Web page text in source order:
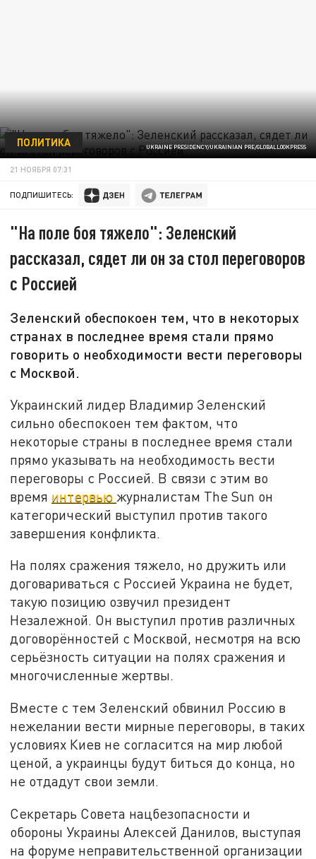
UKRAINE PRESIDENCY/UKRAINIAN PRE/GLOBALLOOKPRESS
ПОЛИТИКА
21 НОЯБРЯ 07:31
ПОДПИШИТЕСЬ:
"На поле боя тяжело": Зеленский
рассказал, сядет ли он за стол переговоров
с Россией
Зеленский обеспокоен тем, что в некоторых
странах в последнее время стали прямо
говорить о необходимости вести переговоры
с Москвой.
Украинский лидер Владимир Зеленский
сильно обеспокоен тем фактом, что
некоторые страны в последнее время стали
прямо указывать на необходимость вести
переговоры с Россией. В связи с этим во
время интервью журналистам The Sun он
категорический выступил против такого
завершения конфликта.
На полях сражения тяжело, но дружить или
договариваться с Россией Украина не будет,
такую позицию озвучил президент
Незалежной. Он выступил против различных
договорённостей с Москвой, несмотря на всю
серьёзность ситуации на полях сражения и
многочисленные жертвы.
Вместе с тем Зеленский обвинил Россию в
нежелании вести мирные переговоры, в таких
условиях Киев не согласится на мир любой
ценой, а украинцы будут биться до конца, но
не отдадут свои земли.
Секретарь Совета нацбезопасности и
обороны Украины Алексей Данилов, выступая
на форуме неправительственной организации